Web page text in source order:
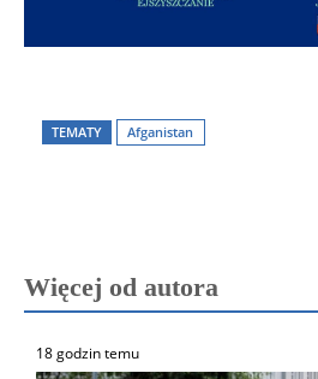
TEMATY Afganistan
Więcej od autora
18 godzin temu